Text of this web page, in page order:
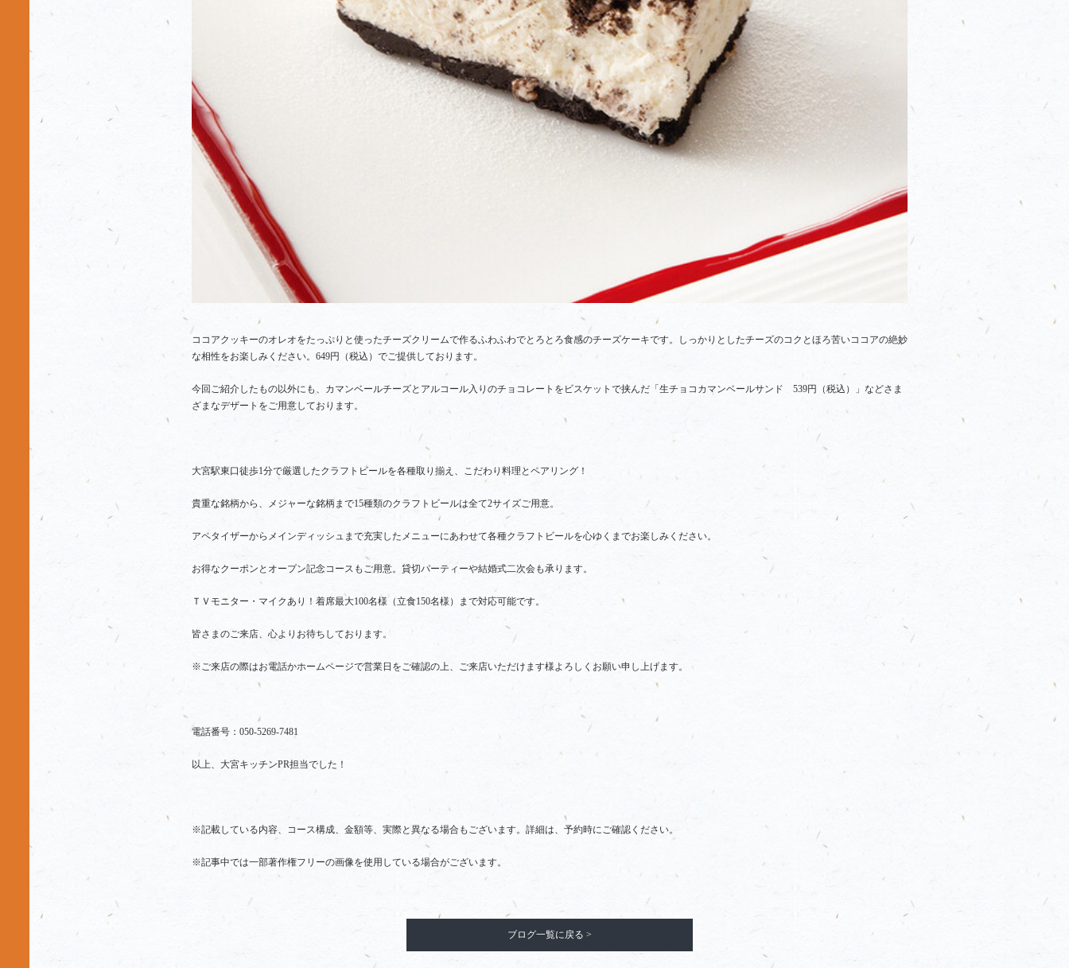
ココアクッキーのオレオをたっぷりと使ったチーズクリームで作るふわふわでとろとろ食感のチーズケーキです。しっかりとしたチーズのコクとほろ苦いココアの絶妙
な相性をお楽しみください。649円（税込）でご提供しております。
今回ご紹介したもの以外にも、カマンベールチーズとアルコール入りのチョコレートをビスケットで挟んだ「生チョコカマンベールサンド 539円（税込）」などさま
ざまなデザートをご用意しております。
大宮駅東口徒歩1分で厳選したクラフトビールを各種取り揃え、こだわり料理とペアリング！
貴重な銘柄から、メジャーな銘柄まで15種類のクラフトビールは全て2サイズご用意。
アペタイザーからメインディッシュまで充実したメニューにあわせて各種クラフトビールを心ゆくまでお楽しみください。
お得なクーポンとオープン記念コースもご用意。貸切パーティーや結婚式二次会も承ります。
ＴＶモニター・マイクあり！着席最大100名様（立食150名様）まで対応可能です。
皆さまのご来店、心よりお待ちしております。
※ご来店の際はお電話かホームページで営業日をご確認の上、ご来店いただけます様よろしくお願い申し上げます。
電話番号：050-5269-7481
以上、大宮キッチンPR担当でした！
※記載している内容、コース構成、金額等、実際と異なる場合もございます。詳細は、予約時にご確認ください。
※記事中では一部著作権フリーの画像を使用している場合がございます。
ブログ一覧に戻る >